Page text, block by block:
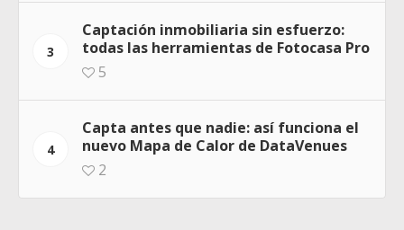
3
Captación inmobiliaria sin esfuerzo:
todas las herramientas de Fotocasa Pro
5
4
Capta antes que nadie: así funciona el
nuevo Mapa de Calor de DataVenues
2